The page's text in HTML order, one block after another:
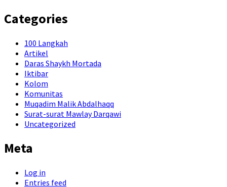
Categories
100 Langkah
Artikel
Daras Shaykh Mortada
Iktibar
Kolom
Komunitas
Muqadim Malik Abdalhaqq
Surat-surat Mawlay Darqawi
Uncategorized
Meta
Log in
Entries feed